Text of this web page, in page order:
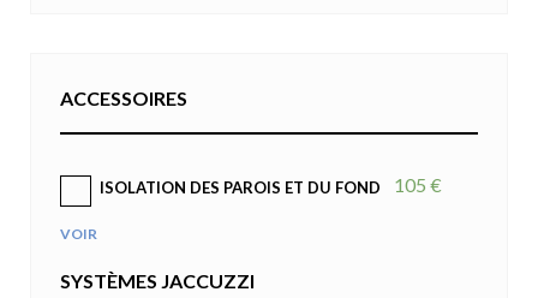
ACCESSOIRES
ISOLATION DES PAROIS ET DU FOND 105 €
VOIR
SYSTÈMES JACCUZZI